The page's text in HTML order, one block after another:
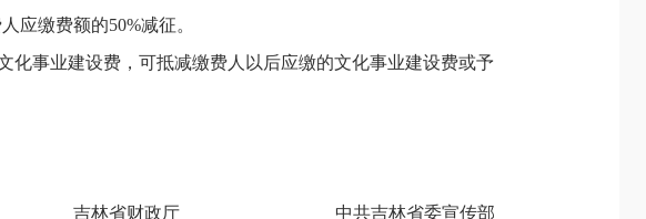
应缴费额的50%减征。
化事业建设费，可抵减缴费人以后应缴的文化事业建设费或予
吉林省财政厅 中共吉林省委宣传部